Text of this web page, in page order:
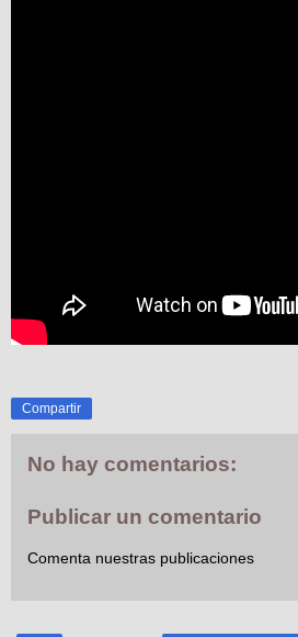
Compartir
No hay comentarios:
Publicar un comentario
Comenta nuestras publicaciones